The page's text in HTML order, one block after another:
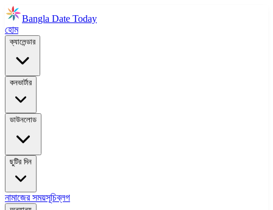
Bangla Date Today
হোম
ক্যালেন্ডার
কনভার্টার
ডাউনলোড
ছুটির দিন
নামাজের সময়সূচিব্লগ